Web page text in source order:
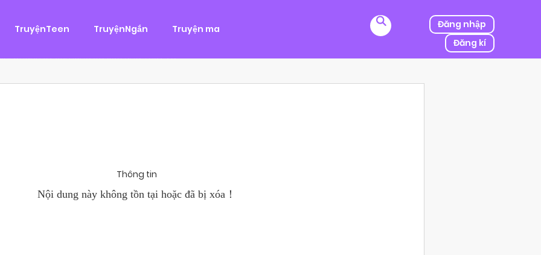
TruyệnTeen TruyệnNgắn Truyện ma
Đăng nhập
Đăng kí
Tình Cảm
Hùng, một tên cướp biển chân chính. Cho đến một ngày, cô bị kẻ thù của ba mình bắt cóc, người được mệnh danh
Chánh Uy săn lùng ba của Nhã Thụy và...
Thông tin
Nội dung này không tồn tại hoặc đã bị xóa！